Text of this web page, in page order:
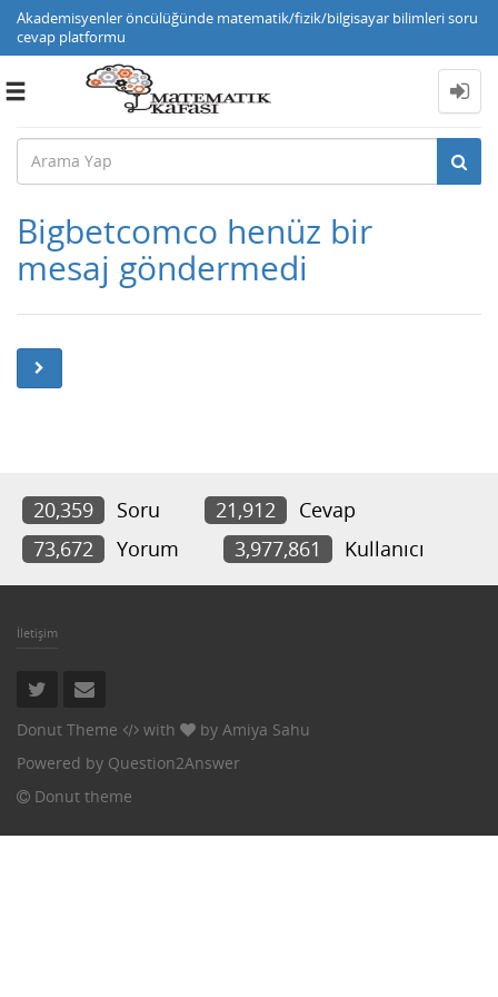
Akademisyenler öncülüğünde matematik/fizik/bilgisayar bilimleri soru
cevap platformu
Toggle
Bigbetcomco henüz bir
mesaj göndermedi
20,359 Soru 21,912
Cevap
73,672
Yorum 3,977,861 Kullanıcı
İletişim
Donut Theme with by Amiya Sahu
Powered by Question2Answer
Donut theme